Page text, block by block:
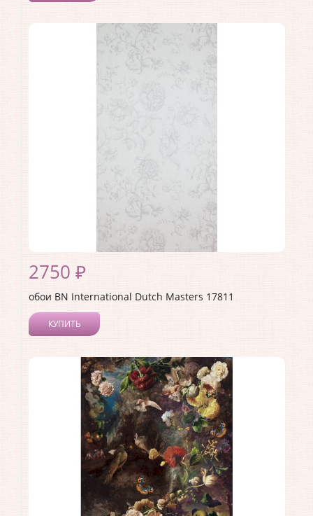
Dutch Masters
Материал покрытия:
Виниловое
2750 ₽
обои BN International Dutch Masters 17811
КУПИТЬ
Dutch Masters
Длина рулона:10
Ширина рулона:0.53
Материал покрытия:Виниловое
Нидерланды
Материал основы:Флизелин